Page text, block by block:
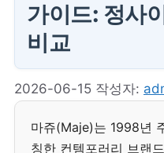
가이드: 정사
비교
2026-06-15 작성자:
마쥬(Maje)는 1998년
칭한 컨템포러리 브랜